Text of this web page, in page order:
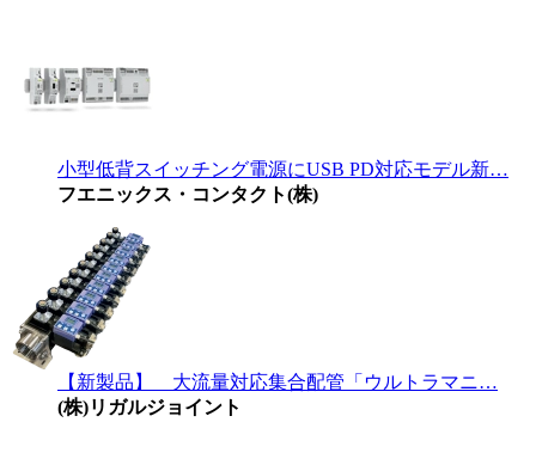
小型低背スイッチング電源にUSB PD対応モデル新…
フエニックス・コンタクト(株)
【新製品】 大流量対応集合配管「ウルトラマニ…
(株)リガルジョイント